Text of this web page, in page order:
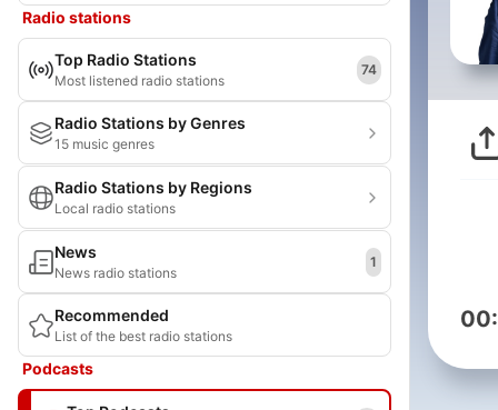
Radio stations
Top Radio Stations
Most listened radio stations
74
Radio Stations by Genres
15 music genres
Radio Stations by Regions
Local radio stations
News
News radio stations
1
Recommended
List of the best radio stations
Podcasts